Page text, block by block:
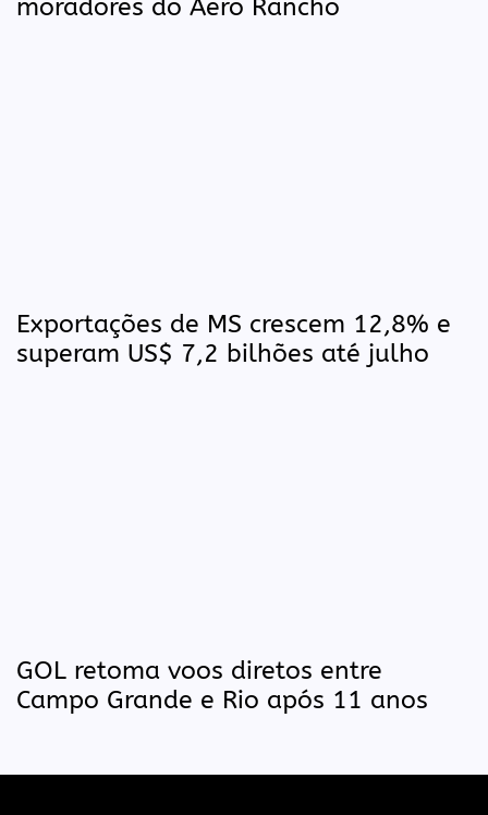
moradores do Aero Rancho
Exportações de MS crescem 12,8% e
superam US$ 7,2 bilhões até julho
GOL retoma voos diretos entre
Campo Grande e Rio após 11 anos